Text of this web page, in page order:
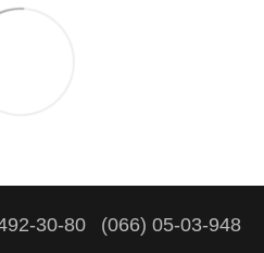
30-80 (066) 05-03-948